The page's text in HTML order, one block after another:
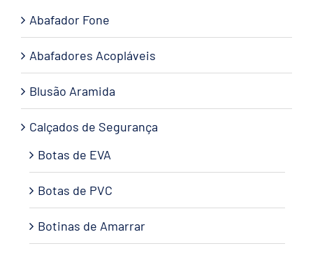
Abafador Fone
Abafadores Acopláveis
Blusão Aramida
Calçados de Segurança
Botas de EVA
Botas de PVC
Botinas de Amarrar